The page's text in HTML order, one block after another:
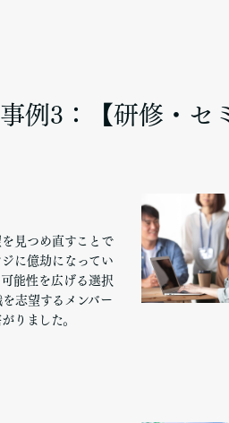
事例3：【研修・セ
見つめ直すことで
に億劫になってい
能性を広げる選択
志望するメンバー
りました。